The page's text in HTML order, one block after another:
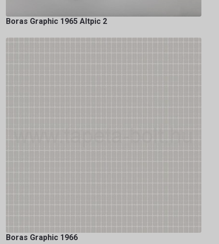
Boras Graphic 1965 Altpic 2
Boras Graphic 1966